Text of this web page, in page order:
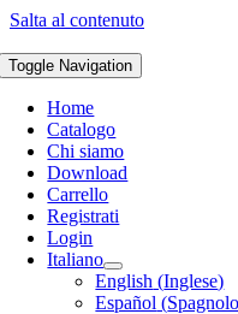
Salta al contenuto
Toggle Navigation
Home
Catalogo
Chi siamo
Download
Carrello
Registrati
Login
Italiano
English (Inglese)
Español (